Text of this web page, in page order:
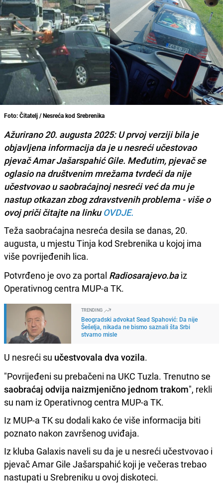
Foto: Čitatelj / Nesreća kod Srebrenika
Ažurirano 20. augusta 2025: U prvoj verziji bila je
objavljena informacija da je u nesreći učestovao
pjevač Amar Jašarspahić Gile. Međutim, pjevač se
oglasio na društvenim mrežama tvrdeći da nije
učestvovao u saobraćajnoj nesreći već da mu je
nastup otkazan zbog zdravstvenih problema - više o
ovoj priči čitajte na linkuOVDJE.
Teža saobraćajna nesreća desila se danas, 20.
augusta, u mjestu Tinja kod Srebrenika u kojoj ima
više povrijeđenih lica.
Potvrđeno je ovo za portal Radiosarajevo.ba iz
Operativnog centra MUP-a TK.
TRENDING
Beogradski advokat Sead Spahović: Da nije
Šešelja, nikada ne bismo saznali šta Srbi
stvarno misle
U nesreći su učestvovala dva vozila.
"Povrijeđeni su prebačeni na UKC Tuzla. Trenutno se
saobraćaj odvija naizmjenično jednom trakom", rekli
su nam iz Operativnog centra MUP-a TK.
Iz MUP-a TK su dodali kako će više informacija biti
poznato nakon završenog uviđaja.
Iz kluba Galaxis naveli su da je u nesreći učestvovao i
pjevač Amar Gile Jašarspahić koji je večeras trebao
nastupati u Srebreniku u ovoj diskoteci.